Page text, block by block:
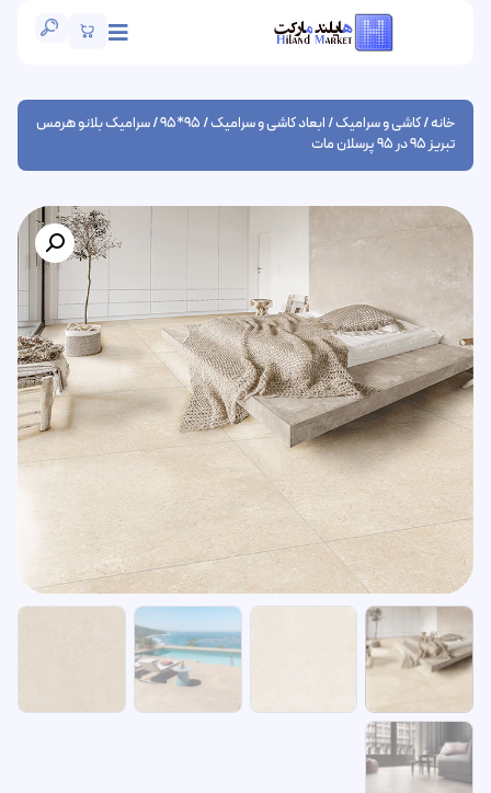
خانه/کاشی و سرامیک/ابعاد کاشی و سرامیک/
95*95
/ سرامیک بلانو هرمس
تبریز 95 در 95 پرسلان مات